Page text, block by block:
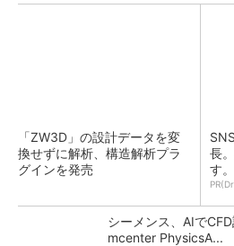
「ZW3D」の設計データを変
換せずに解析、構造解析プラ
グインを発売
長
す。
シーメンス、AIで
mcenter PhysicsA...